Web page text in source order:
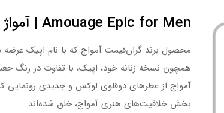
Amouage Epic for Men | آمواژ اپیک مردانه
محصول برند گران‌قیمت آمواج که با نام اپیک
همچون نسخه زنانه خود، اپیک، با تفاوت در رنگ
آمواج از عطرهای دوقلوی لوکس و جدیدی رونمایی
بخش خلاقیت‌های هنری آمواج، خلق شده‌اند.